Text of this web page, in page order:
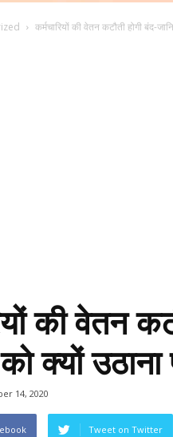
कर्मचारियों की वेतन कटौती होगी बंद-
की वेतन
क्यों
14, 2020
Tweet on Twitter